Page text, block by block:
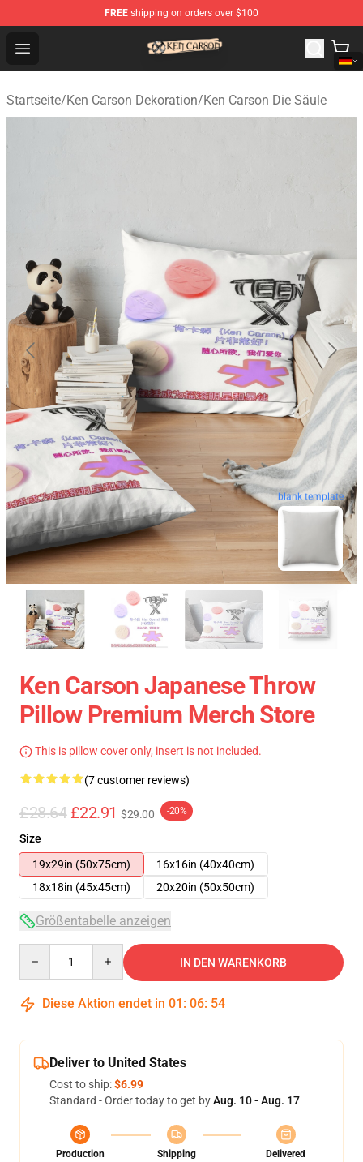
FREE shipping on orders over $100
Open menu
Ken Carson Shop - Official Ken Carson Merchandise
Startseite/Ken Carson Dekoration/Ken Carson Die Säule
blank template
Ken Carson Japanese Throw
Pillow Premium Merch Store
This is pillow cover only, insert is not included.
(7 customer reviews)
£28.64 £22.91 $29.00 -20%
Size
19x29in (50x75cm)
16x16in (40x40cm)
18x18in (45x45cm)
20x20in (50x50cm)
Größentabelle anzeigen
IN DEN WARENKORB
Diese Aktion endet in 01 : 06: 53
Deliver to United States
Cost to ship:$6.99
Standard - Order today to get byAug. 10 - Aug. 17
Production
Shipping
Delivered